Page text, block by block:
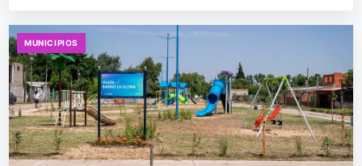
MUNICIPIOS